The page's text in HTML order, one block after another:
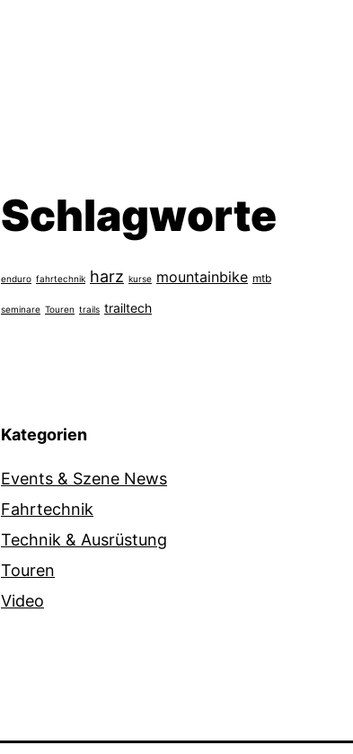
Schlagworte
enduro fahrtechnik harz kurse mountainbike mtb
seminare Touren trails trailtech
Kategorien
Events & Szene News
Fahrtechnik
Technik & Ausrüstung
Touren
Video